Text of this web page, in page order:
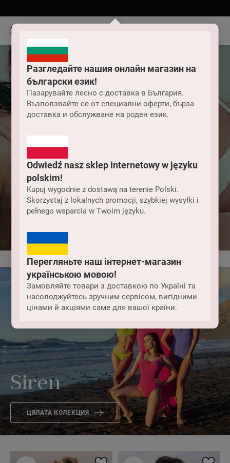
Разгледайте нашия онлайн магазин на
български език!
Пазарувайте лесно с доставка в България.
Възползвайте се от специални оферти, бърза
доставка и обслужване на роден език.
Odwiedź nasz sklep internetowy w języku
polskim!
Kupuj wygodnie z dostawą na terenie Polski.
Skorzystaj z lokalnych promocji, szybkiej wysyłki i
pełnego wsparcia w Twoim języku.
Перегляньте наш інтернет-магазин
українською мовою!
Замовляйте товари з доставкою по Україні та
насолоджуйтесь зручним сервісом, вигідними
цінами й акціями саме для вашої країни.
Дамски бански
Siren
ЦЯЛАТА КОЛЕКЦИЯ